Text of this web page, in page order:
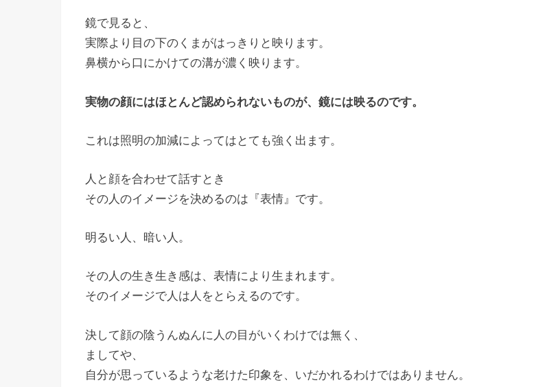
鏡で見ると、
実際より目の下のくまがはっきりと映ります。
鼻横から口にかけての溝が濃く映ります。
実物の顔にはほとんど認められないものが、鏡には映るのです。
これは照明の加減によってはとても強く出ます。
人と顔を合わせて話すとき
その人のイメージを決めるのは『表情』です。
明るい人、暗い人。
その人の生き生き感は、表情により生まれます。
そのイメージで人は人をとらえるのです。
決して顔の陰うんぬんに人の目がいくわけでは無く、
ましてや、
自分が思っているような老けた印象を、いだかれるわけではありません。